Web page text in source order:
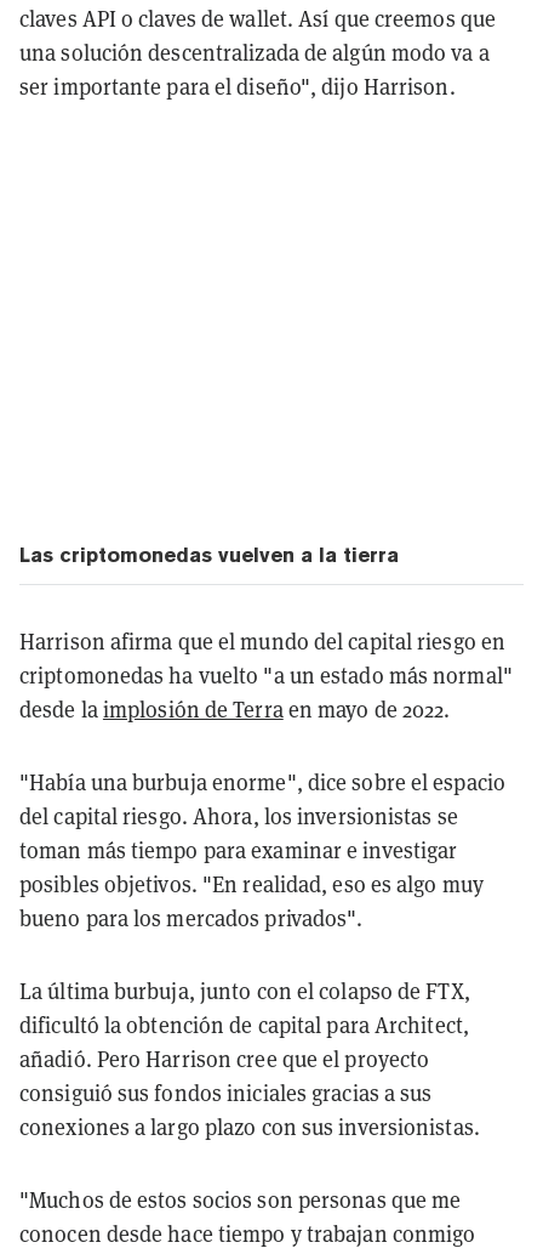
claves API o claves de wallet. Así que creemos que
una solución descentralizada de algún modo va a
ser importante para el diseño", dijo Harrison.
Las criptomonedas vuelven a la tierra
Harrison afirma que el mundo del capital riesgo en
criptomonedas ha vuelto "a un estado más normal"
desde laimplosión de Terraen mayo de 2022.
"Había una burbuja enorme", dice sobre el espacio
del capital riesgo. Ahora, los inversionistas se
toman más tiempo para examinar e investigar
posibles objetivos. "En realidad, eso es algo muy
bueno para los mercados privados".
La última burbuja, junto con el colapso de FTX,
dificultó la obtención de capital para Architect,
añadió. Pero Harrison cree que el proyecto
consiguió sus fondos iniciales gracias a sus
conexiones a largo plazo con sus inversionistas.
"Muchos de estos socios son personas que me
conocen desde hace tiempo y trabajan conmigo